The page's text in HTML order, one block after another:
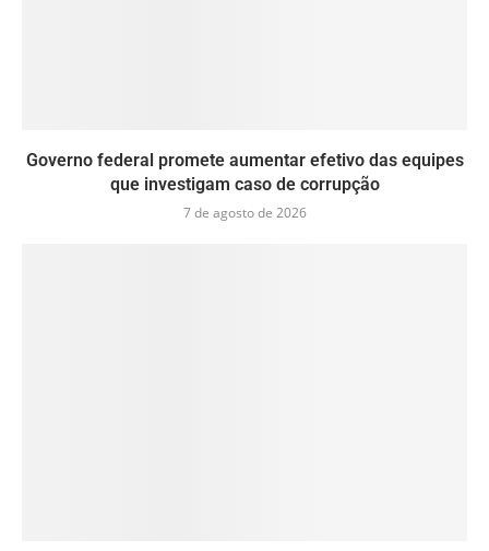
Governo federal promete aumentar efetivo das equipes
que investigam caso de corrupção
7 de agosto de 2026